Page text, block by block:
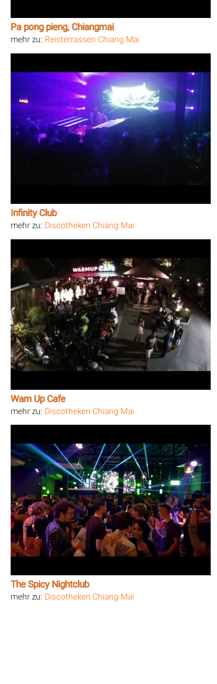
Pa pong pieng, Chiangmai
mehr zu: Reisterrassen Chiang Mai
Infinity Club
mehr zu: Discotheken Chiang Mai
Warn Up Cafe
mehr zu: Discotheken Chiang Mai
The Spicy Nightclub
mehr zu: Discotheken Chiang Mai